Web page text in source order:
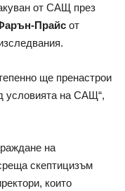
от САЩ през
Прайс от
ще пренастрои
условията на САЩ“,
на
скептицизъм
които